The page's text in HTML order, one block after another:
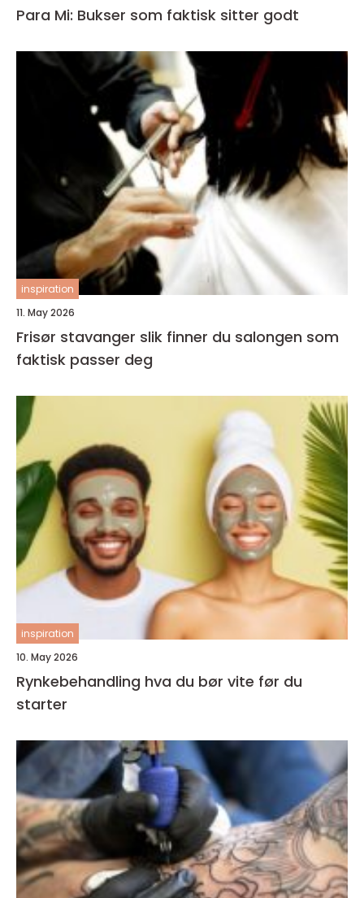
Para Mi: Bukser som faktisk sitter godt
inspiration
11. May 2026
Frisør stavanger slik finner du salongen som
faktisk passer deg
inspiration
10. May 2026
Rynkebehandling hva du bør vite før du
starter